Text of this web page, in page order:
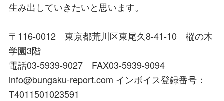
生み出していきたいと思います。
〒116-0012 東京都荒川区東尾久8-41-10 樅の木
学園3階
電話03-5939-9027 FAX03-5939-9094
info@bungaku-report.com インボイス登録番号：
T4011501023591